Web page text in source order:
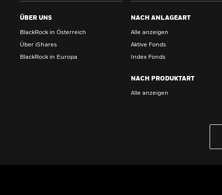
ÜBER UNS
BlackRock in Österreich
Über iShares
BlackRock in Europa
NACH ANLAGEART
Alle anzeigen
Aktive Fonds
Index Fonds
NACH PRODUKTART
Alle anzeigen